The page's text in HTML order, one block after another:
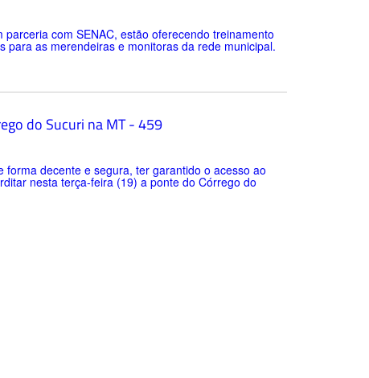
com SENAC, estão oferecendo treinamento
as merendeiras e monitoras da rede municipal.
do Sucuri na MT - 459
decente e segura, ter garantido o acesso ao
nesta terça-feira (19) a ponte do Córrego do